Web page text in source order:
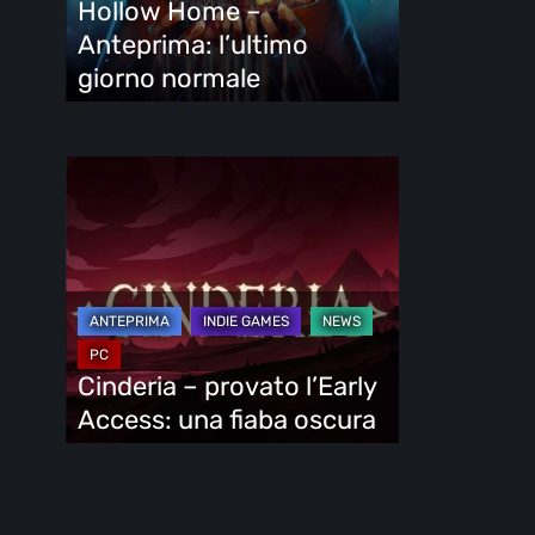
normale
Hollow Home –
Anteprima: l’ultimo
giorno normale
l’Early
Access:
una
fiaba
oscura
Cinderia – provato l’Early
Access: una fiaba oscura